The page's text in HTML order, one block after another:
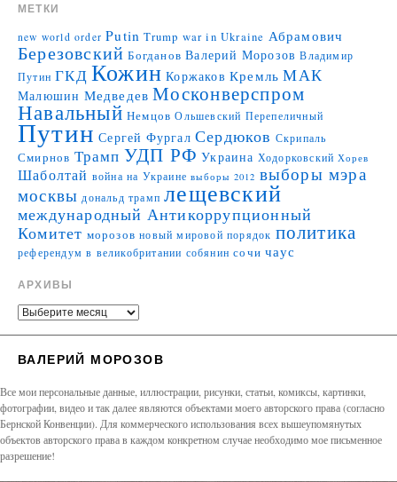
МЕТКИ
new world order Putin Trump war in Ukraine Абрамович
Березовский Богданов Валерий Морозов Владимир
Путин ГКД Кожин Коржаков Кремль МАК
Малюшин Медведев Москонверспром
Навальный Немцов Ольшевский Перепеличный
Путин Сергей Фургал Сердюков Скрипаль
Смирнов Трамп УДП РФ Украина Ходорковский Хорев
Шаболтай война на Украине выборы 2012 выборы мэра
москвы дональд трамп лещевский
международный Антикоррупционный
Комитет морозов новый мировой порядок политика
референдум в великобритании собянин сочи чаус
АРХИВЫ
ВАЛЕРИЙ МОРОЗОВ
Все мои персональные данные, иллюстрации, рисунки, статьи, комиксы, картинки,
фотографии, видео и так далее являются объектами моего авторского права (согласно
Бернской Конвенции). Для коммерческого использования всех вышеупомянутых
объектов авторского права в каждом конкретном случае необходимо мое письменное
разрешение!